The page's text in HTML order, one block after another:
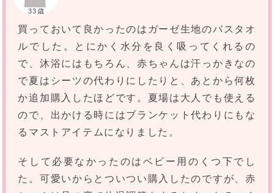
33歳
買っておいて良かったのはガーゼ生地のバスタオ
ルでした。とにかく水分を良く吸ってくれるの
で、沐浴にはもちろん、赤ちゃんは汗っかきなの
で夏はシーツの代わりにしたりと、あとから何枚
か追加購入したほどです。夏場は大人でも使える
ので、出かける時にはブランケット代わりにもな
るマストアイテムになりました。
そして必要なかったのはベビー用のくつ下でし
た。可愛いからとついつい購入したのですが、赤